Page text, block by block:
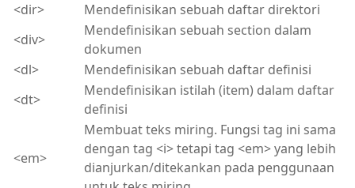
<dir>
Mendefinisikan sebuah daftar direktori
<div>
Mendefinisikan sebuah section dalam
dokumen
<dl>
Mendefinisikan sebuah daftar definisi
<dt>
Mendefinisikan istilah (item) dalam daftar
definisi
<em>
Membuat teks miring. Fungsi tag ini sama
dengan tag <i> tetapi tag <em> yang lebih
dianjurkan/ditekankan pada penggunaan